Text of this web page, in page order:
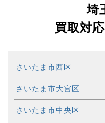
埼
買取対
さいたま市西区
さいたま市大宮区
さいたま市中央区